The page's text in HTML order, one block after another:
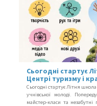
Сьогодні стартує
Центрі туризму і
Сьогодні стартує Літня
учнівської молоді.
майстер-класи та